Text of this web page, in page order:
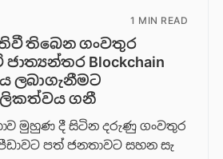
1 MIN READ
තිබෙන ගංවතුර
Blockchain
ලබාගැනීමට
මූලිකත්වය ග​නී
මුහුණ දී සිටින දරුණු ගංවතුර
පත් ජනතාවට සහන සැ